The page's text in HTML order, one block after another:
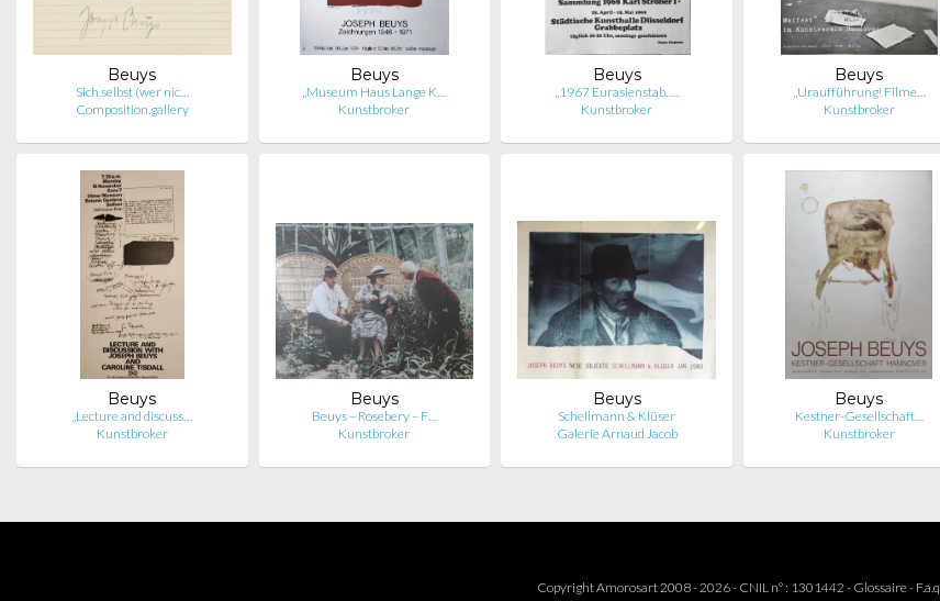
Beuys
Sich selbst (wer nic…
Composition.gallery
Beuys
„Museum Haus Lange K…
Kunstbroker
Beuys
„1967 Eurasienstab. …
Kunstbroker
Beuys
„Uraufführung! Filme…
Kunstbroker
Beuys
„Lecture and discuss…
Kunstbroker
Beuys
Beuys – Rosebery – F…
Kunstbroker
Beuys
Schellmann & Klüser
Galerie Arnaud Jacob
Beuys
Kestner-Gesellschaft…
Kunstbroker
Copyright Amorosart 2008 - 2026 - CNIL n° : 1301442 - Glossaire- F.a.q